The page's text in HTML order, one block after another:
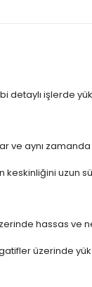
detaylı işlerde
ve aynı
keskinliğini uzun
hassas ve
üzerinde